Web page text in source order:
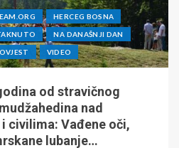
HERCEG BOSNA
NA DANAŠNJI DAN
VIDEO
od stravičnog
nad
civilima: Vađene oči,
lubanje…